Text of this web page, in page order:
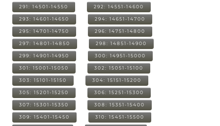
291: 14501-14550 292: 14551-14600
293: 14601-14650 294: 14651-14700
295: 14701-14750 296: 14751-14800
297: 14801-14850 298: 14851-14900
299: 14901-14950 300: 14951-15000
301: 15001-15050 302: 15051-15100
303: 15101-15150 304: 15151-15200
305: 15201-15250 306: 15251-15300
307: 15301-15350 308: 15351-15400
309: 15401-15450 310: 15451-15500